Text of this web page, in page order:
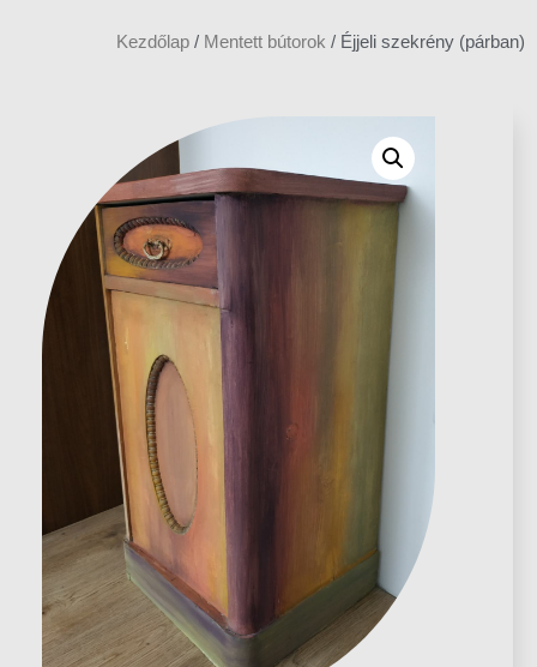
Kezdőlap / Mentett bútorok / Éjjeli szekrény (párban)